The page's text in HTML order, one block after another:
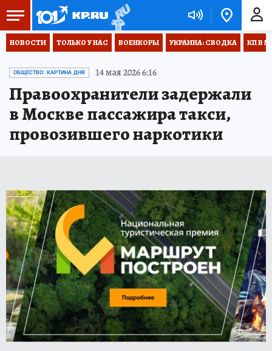
НОВОСТИ ТОЛЬКО У НАС ВОЕНКОРЫ УКРАИНА: СВОДКА КП В
ОБЩЕСТВО: КАРТИНА ДНЯ 14 мая 2026 6:16
Правоохранители задержали
в Москве пассажира такси,
провозившего наркотики